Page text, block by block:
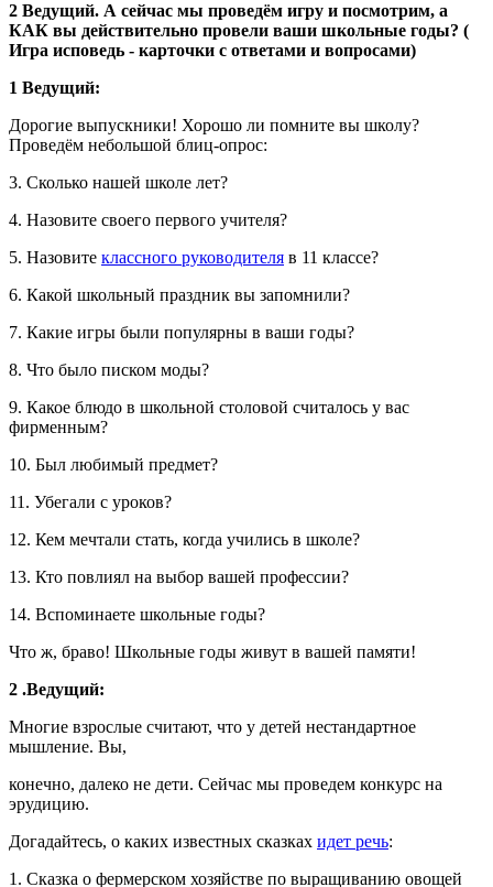
2 Ведущий. А сейчас мы проведём игру и посмотрим, а
КАК вы действительно провели ваши школьные годы? (
Игра исповедь - карточки с ответами и вопросами)
1 Ведущий:
Дорогие выпускники! Хорошо ли помните вы школу?
Проведём небольшой блиц-опрос:
3. Сколько нашей школе лет?
4. Назовите своего первого учителя?
5. Назовите классного руководителя в 11 классе?
6. Какой школьный праздник вы запомнили?
7. Какие игры были популярны в ваши годы?
8. Что было писком моды?
9. Какое блюдо в школьной столовой считалось у вас
фирменным?
10. Был любимый предмет?
11. Убегали с уроков?
12. Кем мечтали стать, когда учились в школе?
13. Кто повлиял на выбор вашей профессии?
14. Вспоминаете школьные годы?
Что ж, браво! Школьные годы живут в вашей памяти!
2 .Ведущий:
Многие взрослые считают, что у детей нестандартное
мышление. Вы,
конечно, далеко не дети. Сейчас мы проведем конкурс на
эрудицию.
Догадайтесь, о каких известных сказках идет речь:
1. Сказка о фермерском хозяйстве по выращиванию овощей